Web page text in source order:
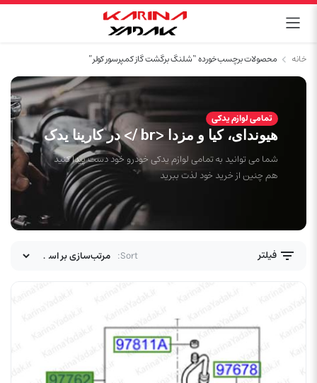
خانه محصولات برچسب خورده “شلنگ برگشت گاز کمپرسور کولر”
تمامی لوازم یدکی
هیوندای، کیا و مزدا <br /> در کارینا یدک
شما می توانید به تمامی لوازم یدکی خودرو خود دست پیدا کنید
هم چنین از خرید خود لذت ببرید
فیلتر Sort: